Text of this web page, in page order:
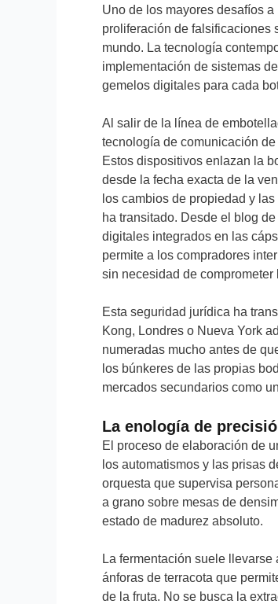
Uno de los mayores desafíos
proliferación de falsificaciones
mundo. La tecnología
implementación de sistemas
gemelos digitales para cada
Al salir de la línea de
tecnología de comunicación
Estos dispositivos enlazan la
desde la fecha exacta de la
los cambios de propiedad y
ha transitado. Desde el blog de
digitales integrados en las
permite a los compradores
sin necesidad de
Esta seguridad jurídica ha
Kong, Londres o Nueva York
numeradas mucho antes de
los búnkeres de las propias
mercados secundarios como
La enología de
El proceso de elaboración de
los automatismos y las prisas
orquesta que supervisa
a grano sobre mesas de
estado de madurez absoluto.
La fermentación suele
ánforas de terracota que
de la fruta. No se busca la